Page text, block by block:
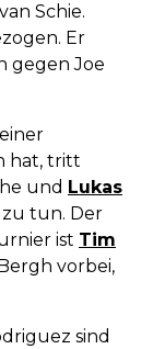
Schie.
Er
gegen Joe
hat, tritt
und Lukas
tun. Der
ist Tim
vorbei,
sind